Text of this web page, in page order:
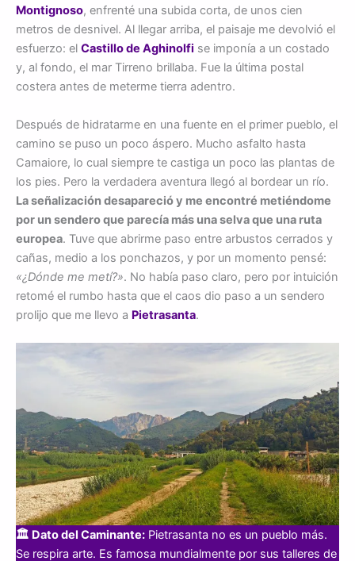
Montignoso, enfrenté una subida corta, de unos cien
metros de desnivel. Al llegar arriba, el paisaje me devolvió el
esfuerzo: el Castillo de Aghinolfi se imponía a un costado
y, al fondo, el mar Tirreno brillaba. Fue la última postal
costera antes de meterme tierra adentro.
Después de hidratarme en una fuente en el primer pueblo, el
camino se puso un poco áspero. Mucho asfalto hasta
Camaiore, lo cual siempre te castiga un poco las plantas de
los pies. Pero la verdadera aventura llegó al bordear un río.
La señalización desapareció y me encontré metiéndome
por un sendero que parecía más una selva que una ruta
europea. Tuve que abrirme paso entre arbustos cerrados y
cañas, medio a los ponchazos, y por un momento pensé:
«¿Dónde me metí?». No había paso claro, pero por intuición
retomé el rumbo hasta que el caos dio paso a un sendero
prolijo que me llevo a Pietrasanta.
🏛️ Dato del Caminante: Pietrasanta no es un pueblo más.
Se respira arte. Es famosa mundialmente por sus talleres de